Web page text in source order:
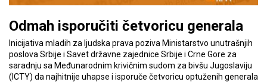
Odmah isporučiti četvoricu generala
Inicijativa mladih za ljudska prava poziva Ministarstvo unutrašnjih
poslova Srbije i Savet državne zajednice Srbije i Crne Gore za
saradnju sa Međunarodnim krivičnim sudom za bivšu Jugoslaviju
(ICTY) da najhitnije uhapse i isporuče četvoricu optuženih generala